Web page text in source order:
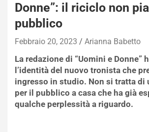
Donne”: il riciclo non
pubblico
Febbraio 20, 2023 Arianna Babetto
La redazione di “Uomini e Donne”
l’identità del nuovo tronista che
ingresso in studio. Non si tratta di
per il pubblico a casa che ha già
qualche perplessità a riguardo.